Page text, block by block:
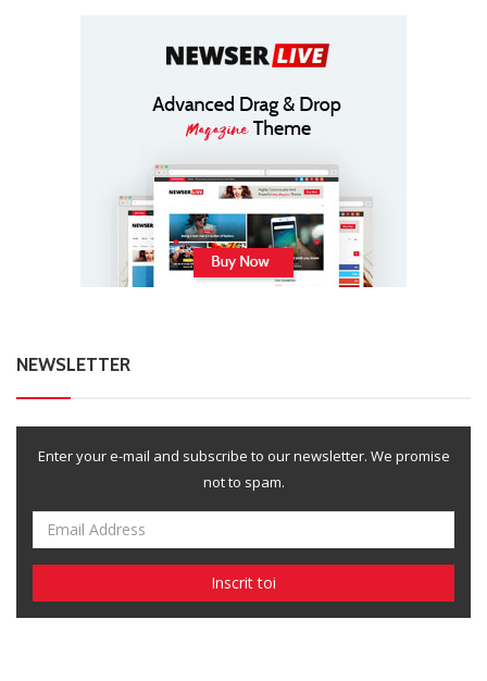
NEWSLETTER
Enter your e-mail and subscribe to our newsletter. We promise
not to spam.